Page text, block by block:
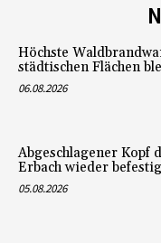
Höchste
städtischen Flächen
06.08.2026
Abgeschlagener Kopf
Erbach wieder
05.08.2026